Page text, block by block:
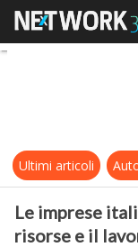
Ultimi articoli
Le imprese
risorse e il